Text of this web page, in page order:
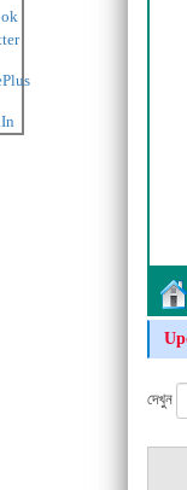
দেখুন